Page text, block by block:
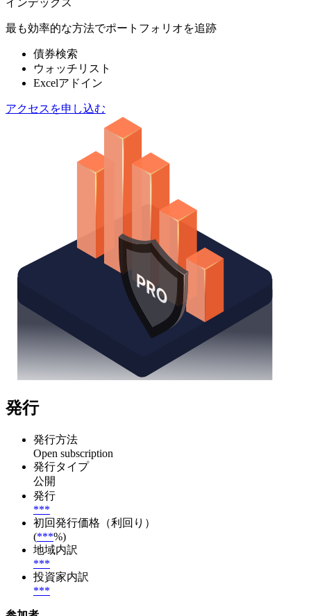
インデックス
最も効率的な方法でポートフォリオを追跡
債券検索
ウォッチリスト
Excelアドイン
アクセスを申し込む
発行
発行方法
Open subscription
発行タイプ
公開
発行
***
初回発行価格（利回り）
(***%)
地域内訳
***
投資家内訳
***